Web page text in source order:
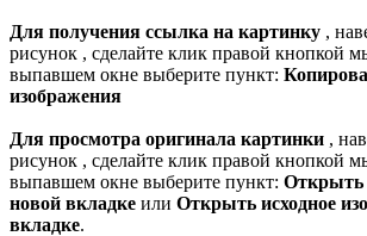
Для получения ссылка на картинку ,
рисунок , сделайте клик правой кнопкой
выпавшем окне выберите пункт:
изображения
Для просмотра оригинала картинки ,
рисунок , сделайте клик правой кнопкой
выпавшем окне выберите пункт: Открыть
новой вкладке или Открыть исходное
вкладке.